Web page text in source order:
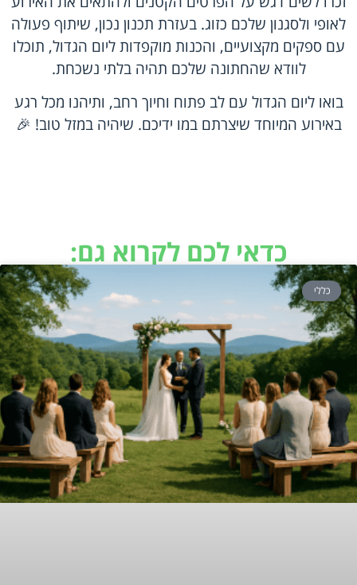
לאופי ולסגנון שלכם כזוג. בעזרת תכנון נכון, שיתוף פעולה
עם ספקים מקצועיים, והכנות מוקפדות ליום הגדול, תוכלו
לוודא שהחתונה שלכם תהיה בלתי נשכחת.
בואו ליום הגדול עם לב פתוח וחיוך רחב, ותיהנו מכל רגע
באירוע המיוחד שיצרתם במו ידיכם. שיהיה במזל טוב! 🎉
כדאי לכם לקרוא גם:
כללי